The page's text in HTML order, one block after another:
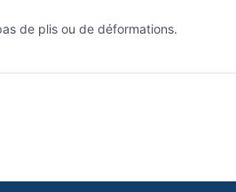
de plis ou de déformations.